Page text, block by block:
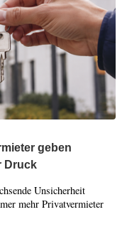
geben
Druck
Unsicherheit
mehr Privatvermieter